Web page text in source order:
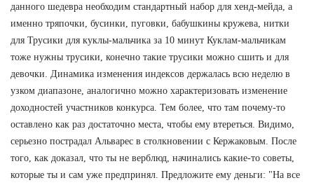
данного шедевра необходим стандартный набор для хенд-мейда, а
именно тряпочки, бусинки, пуговки, бабушкины кружева, нитки
для Трусики для куклы-мальчика за 10 минут Куклам-мальчикам
тоже нужны трусики, конечно такие трусики можно сшить и для
девочки. Динамика изменения индексов держалась всю неделю в
узком диапазоне, аналогично можно характеризовать изменение
доходностей участников конкурса. Тем более, что там почему-то
оставлено как раз достаточно места, чтобы ему втереться. Видимо,
серьезно пострадал Альварес в столкновении с Кержаковым. После
того, как доказал, что ты не верблюд, начинались какие-то советы,
которые ты и сам уже предпринял. Предложите ему деньги: "На все